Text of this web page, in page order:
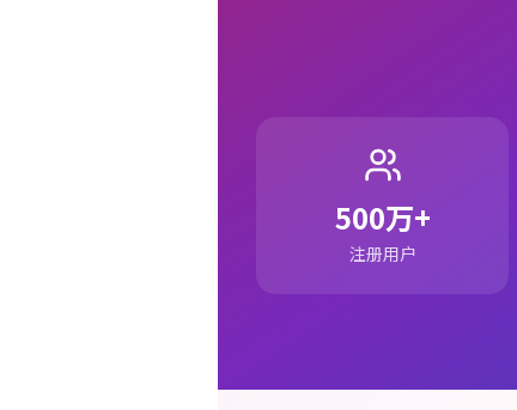
500万+
注册用户